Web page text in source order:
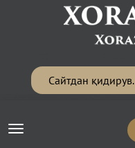
Toggle